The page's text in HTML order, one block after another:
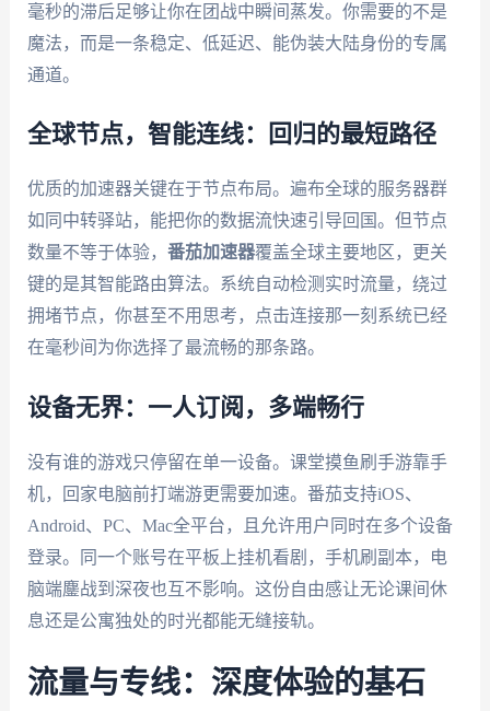
毫秒的滞后足够让你在团战中瞬间蒸发。你需要的不是
魔法，而是一条稳定、低延迟、能伪装大陆身份的专属
通道。
全球节点，智能连线：回归的最短路径
优质的加速器关键在于节点布局。遍布全球的服务器群
如同中转驿站，能把你的数据流快速引导回国。但节点
数量不等于体验， 番茄加速器覆盖全球主要地区，更关
键的是其智能路由算法。系统自动检测实时流量，绕过
拥堵节点，你甚至不用思考，点击连接那一刻系统已经
在毫秒间为你选择了最流畅的那条路。
设备无界：一人订阅，多端畅行
没有谁的游戏只停留在单一设备。课堂摸鱼刷手游靠手
机，回家电脑前打端游更需要加速。番茄支持iOS、
Android、PC、Mac全平台，且允许用户同时在多个设备
登录。同一个账号在平板上挂机看剧，手机刷副本，电
脑端鏖战到深夜也互不影响。这份自由感让无论课间休
息还是公寓独处的时光都能无缝接轨。
流量与专线：深度体验的基石